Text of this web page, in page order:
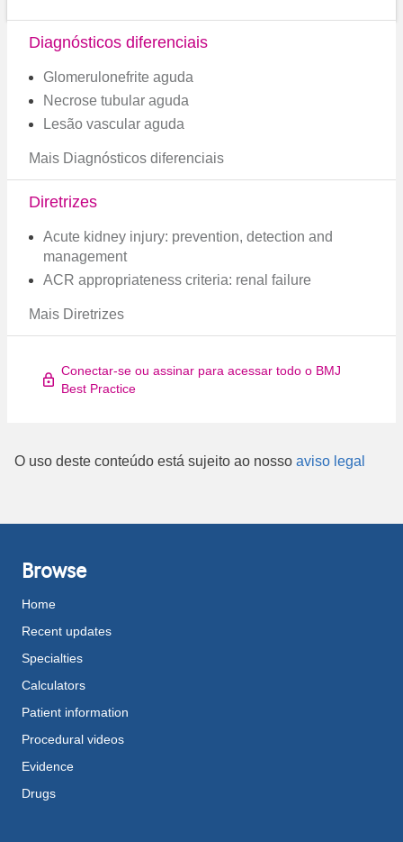
Diagnósticos diferenciais
Glomerulonefrite aguda
Necrose tubular aguda
Lesão vascular aguda
Mais Diagnósticos diferenciais
Diretrizes
Acute kidney injury: prevention, detection and
management
ACR appropriateness criteria: renal failure
Mais Diretrizes
Conectar-se ou assinar para acessar todo o BMJ
Best Practice
O uso deste conteúdo está sujeito ao nosso aviso legal
Browse
Home
Recent updates
Specialties
Calculators
Patient information
Procedural videos
Evidence
Drugs